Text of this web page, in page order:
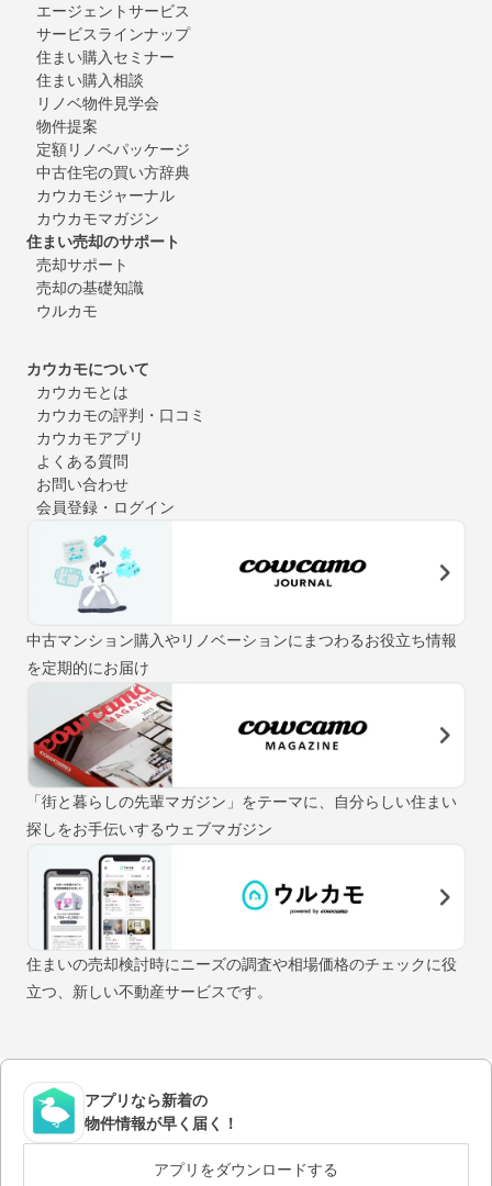
エージェントサービス
サービスラインナップ
住まい購入セミナー
住まい購入相談
リノベ物件見学会
物件提案
定額リノベパッケージ
中古住宅の買い方辞典
カウカモジャーナル
カウカモマガジン
住まい売却のサポート
売却サポート
売却の基礎知識
ウルカモ
カウカモについて
カウカモとは
カウカモの評判・口コミ
カウカモアプリ
よくある質問
お問い合わせ
会員登録・ログイン
中古マンション購入やリノベーションにまつわるお役立ち情報
を定期的にお届け
「街と暮らしの先輩マガジン」をテーマに、自分らしい住まい
探しをお手伝いするウェブマガジン
住まいの売却検討時にニーズの調査や相場価格のチェックに役
立つ、新しい不動産サービスです。
アプリなら新着の
物件情報が早く届く！
アプリをダウンロードする